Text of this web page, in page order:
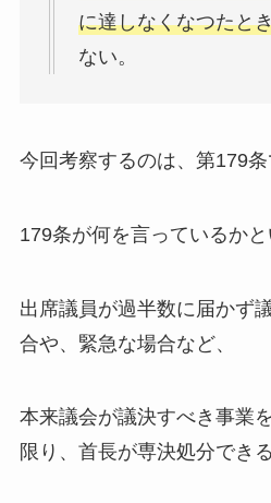
に達しなくなつたと
ない。
今回考察するのは、第179条
179条が何を言っているかと
出席議員が過半数に届かず
合や、緊急な場合など、
本来議会が議決すべき事業
限り、首長が専決処分できる